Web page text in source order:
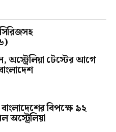
অস্ট্রেলিয়া টেস্টের আগে
বিপক্ষে ৯২
অস্ট্রেলিয়া